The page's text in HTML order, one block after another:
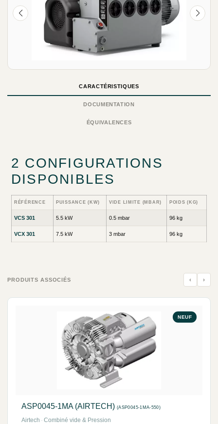
CARACTÉRISTIQUES
DOCUMENTATION
ÉQUIVALENCES
2 CONFIGURATIONS
DISPONIBLES
RÉFÉRENCE PUISSANCE (KW) VIDE LIMITE (MBAR) POIDS (KG)
VCS 301 5.5 kW 0.5 mbar 96 kg
VCX 301 7.5 kW 3 mbar 96 kg
PRODUITS ASSOCIÉS ‹ ›
NEUF
ASP0045-1MA (AIRTECH) (ASP0045-1MA-550)
Airtech · Combiné vide & Pression